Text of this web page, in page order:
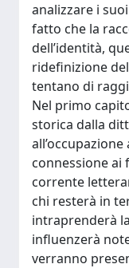
analizzare i
fatto che la
dell’identità,
ridefinizione
tentano di
Nel primo
storica dalla
connessione ai
corrente
chi resterà in
intraprenderà
influenzerà
verranno